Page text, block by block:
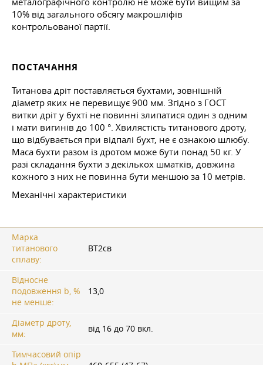
10% від загального обсягу макрошліфів
контрольованої партії.
ПОСТАЧАННЯ
Титанова дріт поставляється бухтами, зовнішній
діаметр яких не перевищує 900 мм. Згідно з ГОСТ
витки дріт у бухті не повинні злипатися один з одним
і мати вигинів до 100 °. Хвилястість титанового дроту,
що відбувається при відпалі бухт, не є ознакою шлюбу.
Маса бухти разом із дротом може бути понад 50 кг. У
разі складання бухти з декількох шматків, довжина
кожного з них не повинна бути меншою за 10 метрів.
Механічні характеристики
Марка
титанового
сплаву:
ВТ2св
Відносне
подовження b, %
не менше:
13,0
Діаметр дроту,
мм:
від 16 до 70 вкл.
Тимчасовий опір